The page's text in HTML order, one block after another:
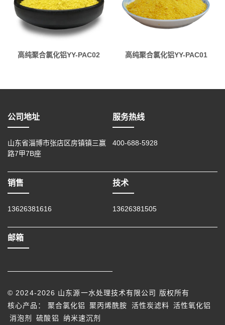
高纯聚合氯化铝YY-PAC02 高纯聚合氯化铝YY-PAC01
公司地址
山东省淄博市张店区房镇镇三赢
路7甲7B座
服务热线
400-688-5928
销售
13626381616
技术
13626381505
邮箱
© 2024-2026 山东源一水处理技术有限公司 版权所有
核心产品：
聚合氯化铝 聚丙烯酰胺 活性炭滤料 活性氧化铝
消泡剂
硫酸铝 纳米速沉剂